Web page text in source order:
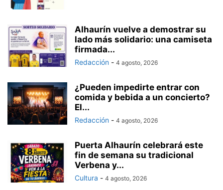
Alhaurín vuelve a demostrar su
lado más solidario: una camiseta
firmada...
Redacción - 4 agosto, 2026
¿Pueden impedirte entrar con
comida y bebida a un concierto?
El...
Redacción - 4 agosto, 2026
Puerta Alhaurín celebrará este
fin de semana su tradicional
Verbena y...
Cultura - 4 agosto, 2026